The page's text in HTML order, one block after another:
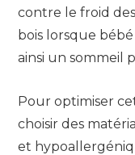
contre le froid
bois lorsque
ainsi un sommeil
Pour optimiser
choisir des
et